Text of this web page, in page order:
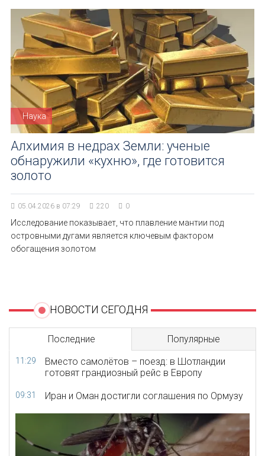
Наука
Алхимия в недрах Земли: ученые
обнаружили «кухню», где готовится
золото
05.04.2026 в 07:29 220 0
Исследование показывает, что плавление мантии под
островными дугами является ключевым фактором
обогащения золотом
НОВОСТИ СЕГОДНЯ
Последние Популярные
11:29
Вместо самолётов – поезд: в Шотландии
готовят грандиозный рейс в Европу
09:31 Иран и Оман достигли соглашения по Ормузу